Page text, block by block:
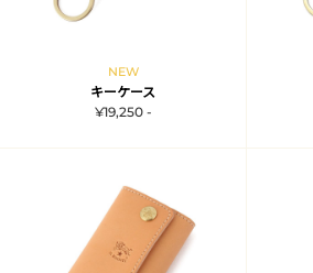
NEW
キーケース
¥19,250 -